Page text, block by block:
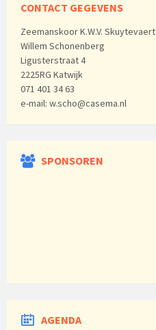
CONTACT GEGEVENS
Zeemanskoor K.W.V. Skuytevaert
Willem Schonenberg
Ligusterstraat 4
2225RG Katwijk
071 401 34 63
e-mail: w.scho@casema.nl
SPONSOREN
AGENDA